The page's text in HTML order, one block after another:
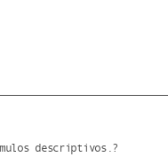
descriptivos.?